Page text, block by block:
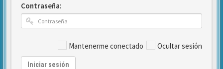
Contraseña:
Mantenerme conectado Ocultar sesión
Iniciar sesión